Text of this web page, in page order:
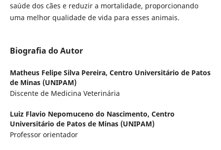
saúde dos cães e reduzir a mortalidade, proporcionando
uma melhor qualidade de vida para esses animais.
Biografia do Autor
Matheus Felipe Silva Pereira, Centro Universitário de Patos
de Minas (UNIPAM)
Discente de Medicina Veterinária
Luiz Flavio Nepomuceno do Nascimento, Centro
Universitário de Patos de Minas (UNIPAM)
Professor orientador